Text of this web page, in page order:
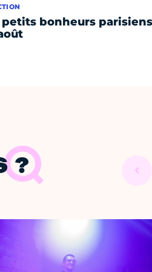
petits bonheurs parisiens
?